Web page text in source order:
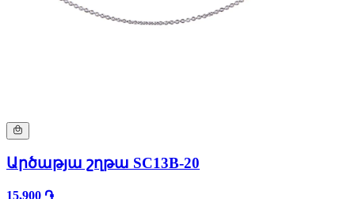
Արծաթյա շղթա SC13B-20
15,900 ֏